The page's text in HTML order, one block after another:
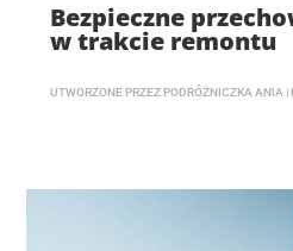
Bezpieczne
w trakcie remontu
UTWORZONE PRZEZ PODRÓŻNICZKA ANIA